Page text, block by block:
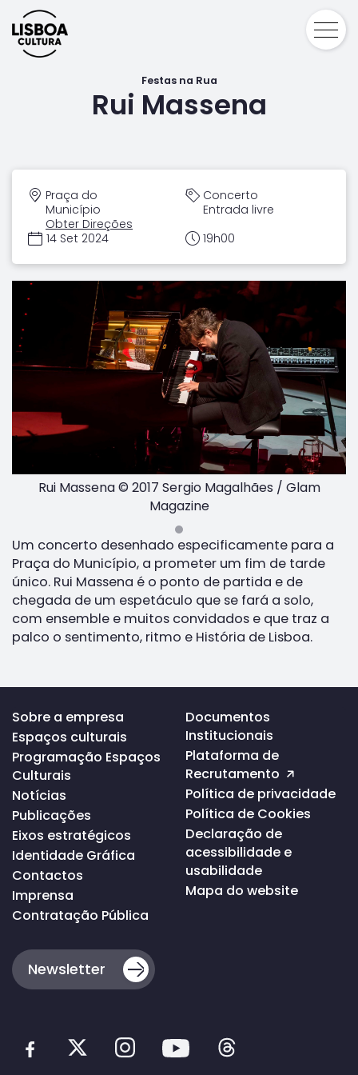
Festas na Rua
Rui Massena
Praça do
Município
Obter Direções
Concerto
Entrada livre
14 Set 2024
19h00
Um concerto desenhado especificamente para a
Praça do Município, a prometer um fim de tarde
único. Rui Massena é o ponto de partida e de
chegada de um espetáculo que se fará a solo,
com ensemble e muitos convidados e que traz a
palco o sentimento, ritmo e História de Lisboa.
Rui Massena © 2017 Sergio Magalhães / Glam
Magazine
Voltar
ao
topo
da
página
Sobre a empresa
Espaços culturais
Programação Espaços
Culturais
Notícias
Publicações
Eixos estratégicos
Identidade Gráfica
Contactos
Imprensa
Contratação Pública
Documentos
Institucionais
Plataforma de
Recrutamento
Política de privacidade
Política de Cookies
Declaração de
acessibilidade e
usabilidade
Mapa do website
Newsletter